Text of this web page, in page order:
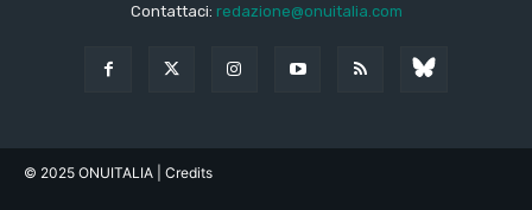
Contattaci: redazione@onuitalia.com
© 2025 ONUITALIA | Credits